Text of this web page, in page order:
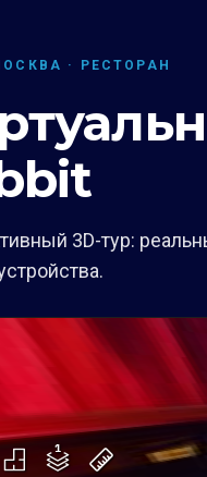
· РЕСТОРАН
3D-тур: